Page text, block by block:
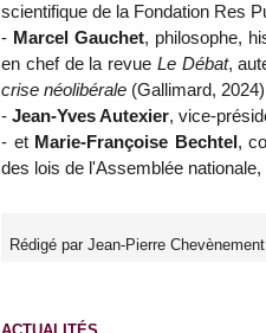
scientifique de la Fondation Res
- Marcel Gauchet, philosophe,
en chef de la revue Le Débat,
crise néolibérale (Gallimard,
- Jean-Yves Autexier, vice-
- et Marie-Françoise Bechtel,
des lois de l'Assemblée
Rédigé par Jean-Pierre